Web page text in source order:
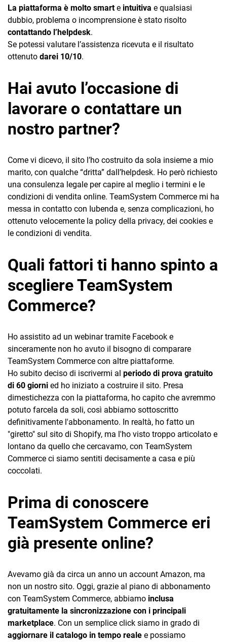
La piattaforma è molto smarte intuitiva e qualsiasi
dubbio, problema o incomprensione è stato risolto
contattando l’helpdesk.
Se potessi valutare l’assistenza ricevuta e il risultato
ottenuto darei 10/10.
Hai avuto l’occasione di
lavorare o contattare un
nostro partner?
Come vi dicevo, il sito l’ho costruito da sola insieme a mio
marito, con qualche “dritta” dall’helpdesk. Ho però richiesto
una consulenza legale per capire al meglio i termini e le
condizioni di vendita online. TeamSystem Commerce mi ha
messa in contatto con Iubenda e, senza complicazioni, ho
ottenuto velocemente la policy della privacy, dei cookies e
le condizioni di vendita.
Quali fattori ti hanno spinto a
scegliere TeamSystem
Commerce?
Ho assistito ad un webinar tramite Facebook e
sinceramente non ho avuto il bisogno di comparare
TeamSystem Commerce con altre piattaforme.
Ho subito deciso di iscrivermi al periodo di prova gratuito
di 60 giorni ed ho iniziato a costruire il sito. Presa
dimestichezza con la piattaforma, ho capito che avremmo
potuto farcela da soli, così abbiamo sottoscritto
definitivamente l'abbonamento. In realtà, ho fatto un
"giretto" sul sito di Shopify, ma l'ho visto troppo articolato e
lontano da quello che cercavamo, con TeamSystem
Commerce ci siamo sentiti decisamente a casa e più
coccolati.
Prima di conoscere
TeamSystem Commerce eri
già presente online?
Avevamo già da circa un anno un account Amazon, ma
non un nostro sito. Oggi, grazie al piano di abbonamento
con TeamSystem Commerce, abbiamo inclusa
gratuitamente la sincronizzazione con i principali
marketplace. Con un semplice click siamo in grado di
aggiornare il catalogo in tempo reale e possiamo